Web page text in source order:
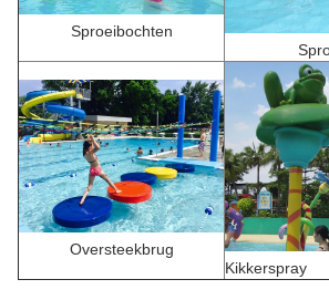
Sproeibochten
Oversteekbrug
Kikkerspray